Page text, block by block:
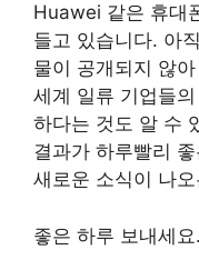
Huawei 같은 휴대
들고 있습니다. 아
물이 공개되지 않
세계 일류 기업들
하다는 것도 알 수
결과가 하루빨리
새로운 소식이 나
좋은 하루 보내세